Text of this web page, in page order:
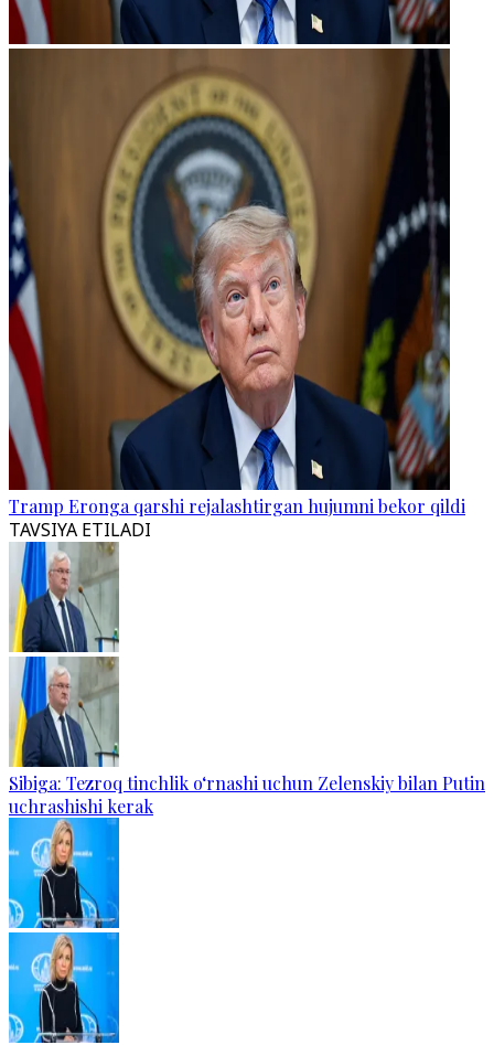
Tramp Eronga qarshi rejalashtirgan hujumni bekor qildi
TAVSIYA ETILADI
Sibiga: Tezroq tinchlik o‘rnashi uchun Zelenskiy bilan Putin
uchrashishi kerak